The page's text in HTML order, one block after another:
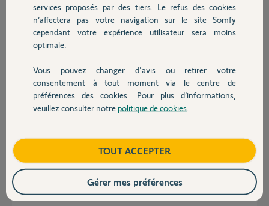
Autres produits
Devis avec un pro
Contact
Merci,
Cordialement
Participer au fil de discussion
Bonjour Laurent,
Le nécessaire a été effectué. Vous devriez pouvoir reconnecter votre
somfy ONE.
services proposés par des tiers. Le refus des cookies
n’affectera pas votre navigation sur le site Somfy
cependant votre expérience utilisateur sera moins
optimale.
Vous pouvez changer d'avis ou retirer votre
consentement à tout moment via le centre de
préférences des cookies. Pour plus d’informations,
veuillez consulter notre politique de cookies
TOUT ACCEPTER
Gérer mes préférences